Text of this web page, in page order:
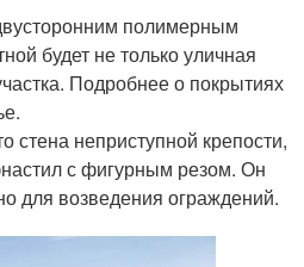
полимерным
будет не только уличная
Подробнее о покрытиях
стена неприступной крепости,
с фигурным резом. Он
для возведения ограждений.